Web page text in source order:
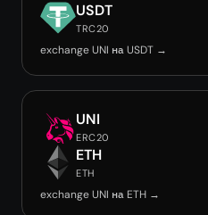
USDT
TRC20
exchange UNI на USDT →
UNI
ERC20
ETH
ETH
exchange UNI на ETH →